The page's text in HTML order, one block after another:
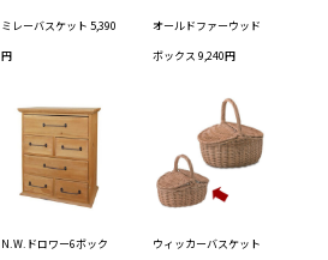
ミレーバスケット 5,390
円
オールドファーウッド
ボックス 9,240円
N.W.ドロワー6ボック
ウィッカーバスケット